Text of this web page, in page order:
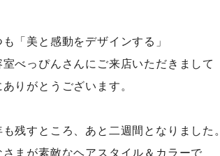
も「美と感動をデザインする」
室べっぴんさんにご来店いただきまして
りがとうございます。
残すところ、あと二週間となりました。
さまが素敵なヘアスタイル＆カラーで